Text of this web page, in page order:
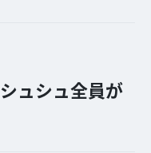
ュシュ全員が